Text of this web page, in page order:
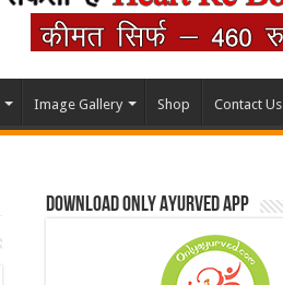
Image Gallery Shop Contact Us
Download Only Ayurved App